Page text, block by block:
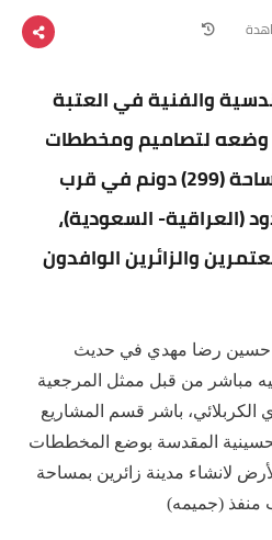
والفنية في العتبة
وضعه لتصاميم ومخططات
لمدينة زائرين جديدة بمساحة (299) دونم في قرب
(العراقية- السعودية)،
والزائرين الوافدون
حسين رضا مهدي في حديث
مباشر من قبل ممثل المرجعية
الكربلائي، باشر قسم المشاريع
الحسينية المقدسة بوضع المخططات
لانشاء مدينة زائرين بمساحة